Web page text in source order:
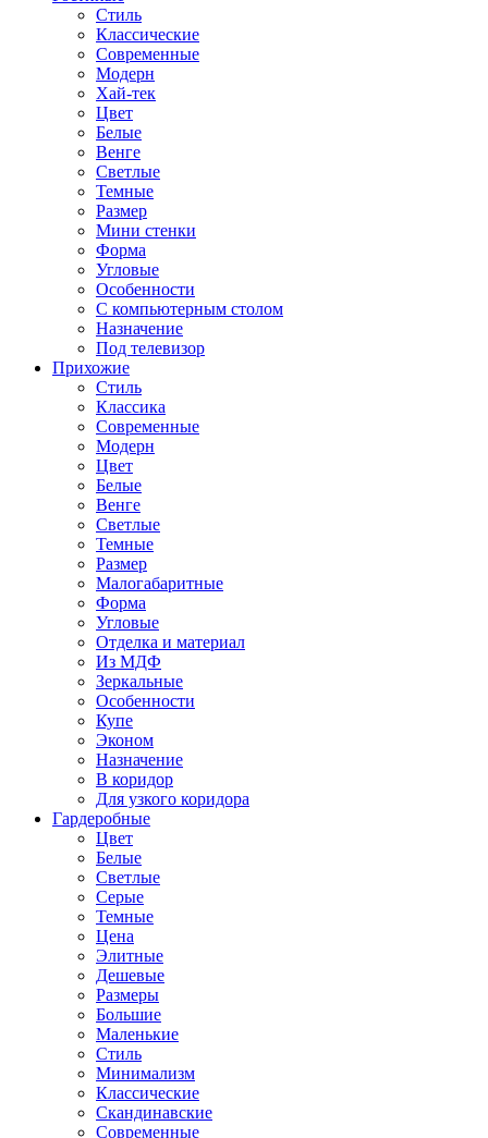
Стиль
Классические
Современные
Модерн
Хай-тек
Цвет
Белые
Венге
Светлые
Темные
Размер
Мини стенки
Форма
Угловые
Особенности
С компьютерным столом
Назначение
Под телевизор
Прихожие
Стиль
Классика
Современные
Модерн
Цвет
Белые
Венге
Светлые
Темные
Размер
Малогабаритные
Форма
Угловые
Отделка и материал
Из МДФ
Зеркальные
Особенности
Купе
Эконом
Назначение
В коридор
Для узкого коридора
Гардеробные
Цвет
Белые
Светлые
Серые
Темные
Цена
Элитные
Дешевые
Размеры
Большие
Маленькие
Стиль
Минимализм
Классические
Скандинавские
Современные